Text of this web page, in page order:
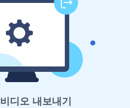
디오 내보내기